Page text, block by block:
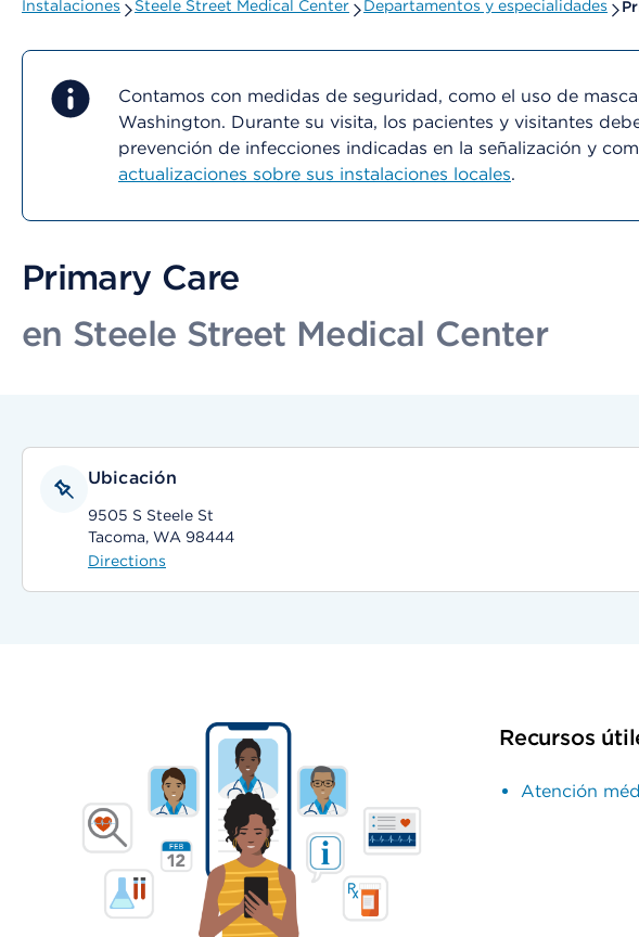
Instalaciones Steele Street Medical Center Departamentos y especialidades
Contamos con medidas de seguridad, como el uso de
Washington. Durante su visita, los pacientes y visitantes
prevención de infecciones indicadas en la señalización y
actualizaciones sobre sus instalaciones locales.
Primary Care
en Steele Street Medical Center
Ubicación
9505 S Steele St
Tacoma, WA 98444
Directions
Recursos
Atención